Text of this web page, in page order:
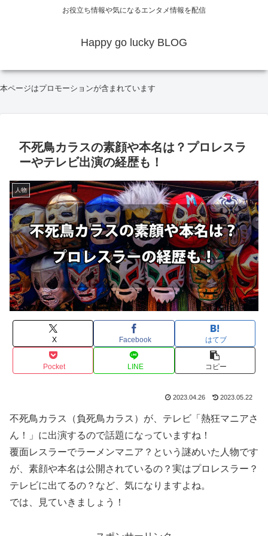
お役立ち情報や気になるエンタメ情報を配信
Happy go lucky BLOG
本ページはプロモーションが含まれています
不死鳥カラスの素顔や本名は？プロレスラ
ーやテレビ出演の経歴も！
人物
X Facebook はてブ
Pocket LINE コピー
2023.04.26 2023.05.22
不死鳥カラス（負死鳥カラス）が、テレビ「熱狂マニアさ
ん！」に出演するので話題になっていますね！
覆面レスラーでラーメンマニア？という謎めいた人物です
が、素顔や本名は公開されているの？実はプロレスラー？
テレビに出てるの？など、気になりますよね。
では、見ていきましょう！